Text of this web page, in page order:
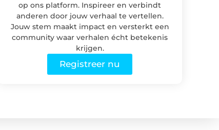
op ons platform. Inspireer en verbindt
anderen door jouw verhaal te vertellen.
Jouw stem maakt impact en versterkt een
community waar verhalen écht betekenis
krijgen.
Registreer nu